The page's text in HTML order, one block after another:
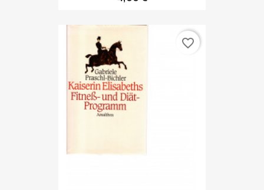
favorite_border